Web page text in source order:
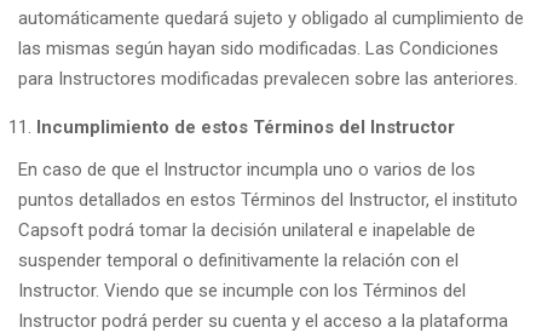
automáticamente quedará sujeto y obligado al cumplimiento de
las mismas según hayan sido modificadas. Las Condiciones
para Instructores modificadas prevalecen sobre las anteriores.
Incumplimiento de estos Términos del Instructor
En caso de que el Instructor incumpla uno o varios de los
puntos detallados en estos Términos del Instructor, el instituto
Capsoft podrá tomar la decisión unilateral e inapelable de
suspender temporal o definitivamente la relación con el
Instructor. Viendo que se incumple con los Términos del
Instructor podrá perder su cuenta y el acceso a la plataforma